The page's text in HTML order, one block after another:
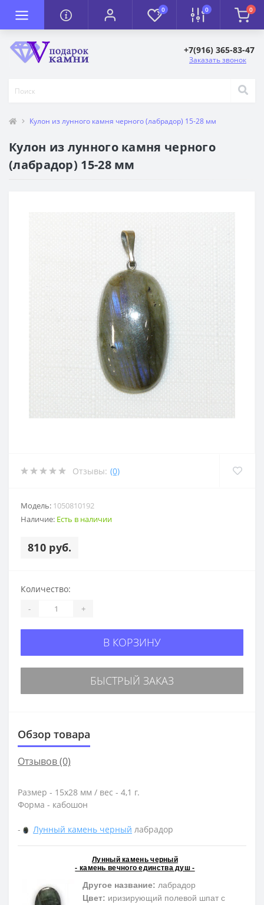
0 0 0
+7(916) 365-83-47
Заказать звонок
Кулон из лунного камня черного (лабрадор) 15-28 мм
Кулон из лунного камня черного
(лабрадор) 15-28 мм
Отзывы: (0)
Модель: 1050810192
Наличие: Есть в наличии
810 руб.
Количество:
- +
В КОРЗИНУ
БЫСТРЫЙ ЗАКАЗ
Обзор товара
Отзывов (0)
Размер - 15х28 мм / вес - 4,1 г.
Форма - кабошон
- Лунный камень черный лабрадор
Лунный камень черный
- камень вечного единства душ -
Другое название: лабрадор
Цвет: иризирующий полевой шпат c